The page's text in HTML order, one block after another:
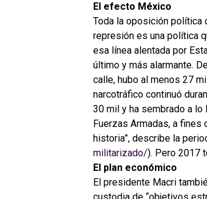
El efecto México
Toda la oposición política
represión es una política
esa línea alentada por
último y más alarmante.
calle, hubo al menos 27
narcotráfico continuó
30 mil y ha sembrado a lo
Fuerzas Armadas, a
historia”, describe la
militarizado/). Pero 2017
El plan económico
El presidente Macri